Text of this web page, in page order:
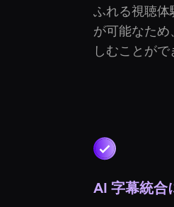
ふれる視聴体
が可能なた
しむことがで
AI 字幕統合